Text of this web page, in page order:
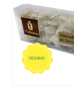
VEGANO